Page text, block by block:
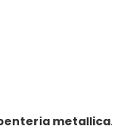
metallica.